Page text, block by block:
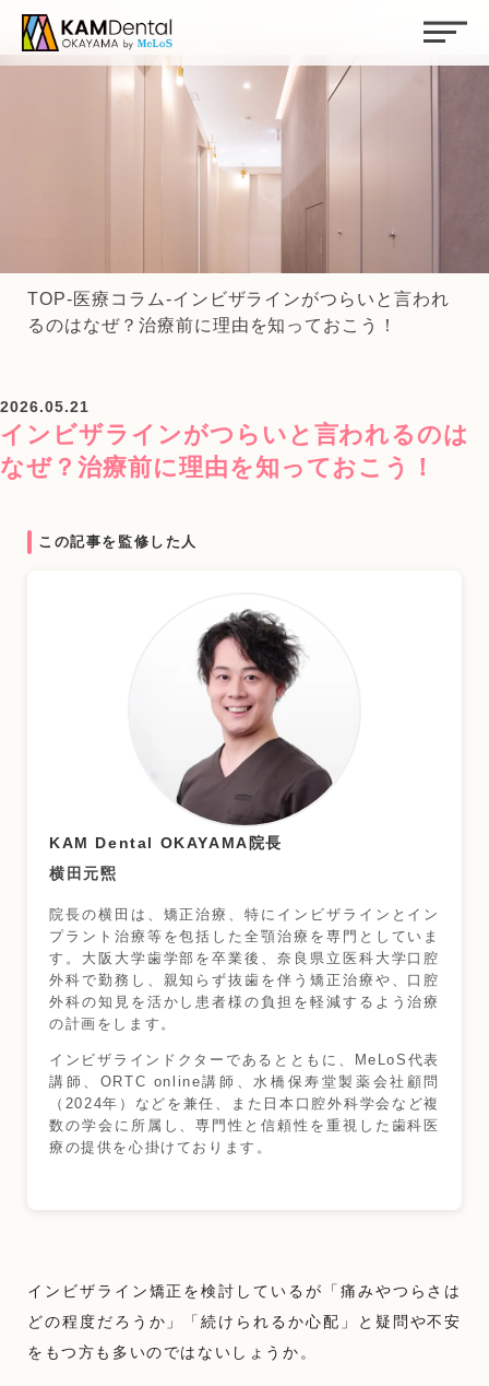
TOP-医療コラム-インビザラインがつらいと言われ
るのはなぜ？治療前に理由を知っておこう！
2026.05.21
インビザラインがつらいと言われるのは
なぜ？治療前に理由を知っておこう！
この記事を監修した人
KAM Dental OKAYAMA院長
横田元煕
院長の横田は、矯正治療、特にインビザラインとイン
プラント治療等を包括した全顎治療を専門としていま
す。大阪大学歯学部を卒業後、奈良県立医科大学口腔
外科で勤務し、親知らず抜歯を伴う矯正治療や、口腔
外科の知見を活かし患者様の負担を軽減するよう治療
の計画をします。
インビザラインドクターであるとともに、MeLoS代表
講師、ORTC online講師、水橋保寿堂製薬会社顧問
（2024年）などを兼任、また日本口腔外科学会など複
数の学会に所属し、専門性と信頼性を重視した歯科医
療の提供を心掛けております。
インビザライン矯正を検討しているが「痛みやつらさは
どの程度だろうか」「続けられるか心配」と疑問や不安
をもつ方も多いのではないしょうか。